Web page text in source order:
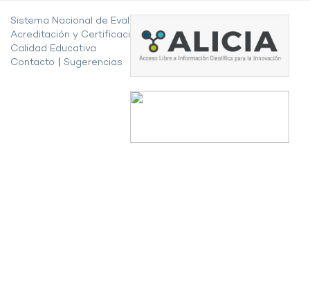
Sistema Nacional de Evaluación,
Acreditación y Certificación de la
Calidad Educativa
Contacto
Sugerencias